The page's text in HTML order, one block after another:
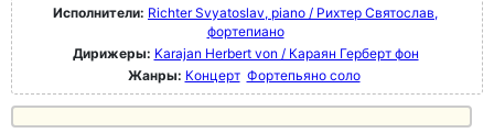
Исполнители: Richter Svyatoslav, piano / Рихтер Святослав,
фортепиано
Дирижеры: Karajan Herbert von / Караян Герберт фон
Жанры: Концерт Фортепьяно соло